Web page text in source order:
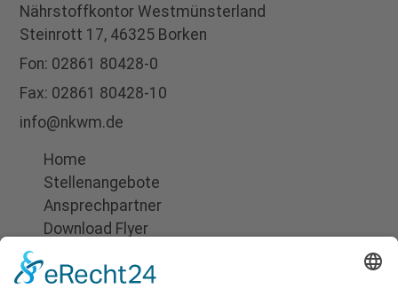
NährstoffkontorWestmünsterland
Steinrott 17, 46325 Borken
Fon: 02861 80428-0
Fax: 02861 80428-10
info@nkwm.de
Home
Stellenangebote
Ansprechpartner
Download Flyer
Impressum